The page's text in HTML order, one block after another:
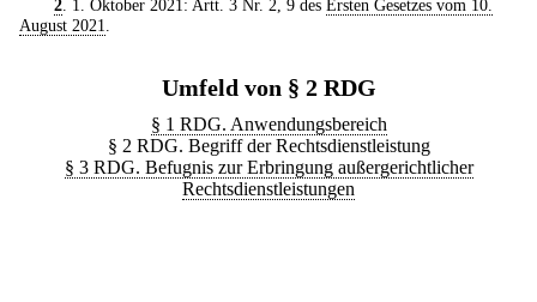
2. 1. Oktober 2021: Artt. 3 Nr. 2, 9 des Ersten Gesetzes vom 10.
August 2021
Umfeld von § 2 RDG
§ 1 RDG. Anwendungsbereich
§ 2 RDG. Begriff der Rechtsdienstleistung
§ 3 RDG. Befugnis zur Erbringung außergerichtlicher
Rechtsdienstleistungen